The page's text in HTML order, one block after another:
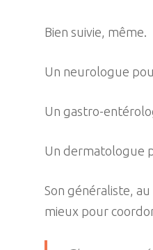
Bien suivie, même.
Un neurologue
Un gastro-
Un dermatologue
Son généraliste,
mieux pour